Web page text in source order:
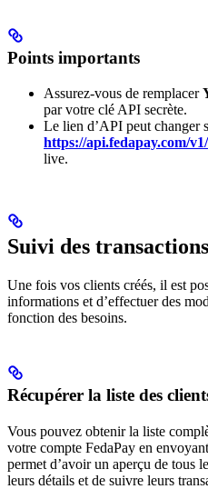
Points importants
Assurez-vous de remplacer
par votre clé API secrète.
Le lien d’API peut changer
https://api.fedapay.com/
live.
Suivi des
Une fois vos clients créés, il est
informations et d’effectuer des
fonction des besoins.
Récupérer la liste des
Vous pouvez obtenir la liste
votre compte FedaPay en
permet d’avoir un aperçu de tous
leurs détails et de suivre leurs